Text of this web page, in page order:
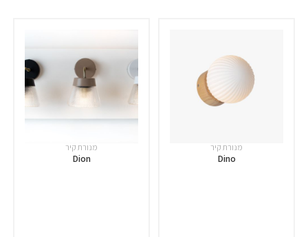
מנורת קיר
Dino
מנורת קיר
Dion